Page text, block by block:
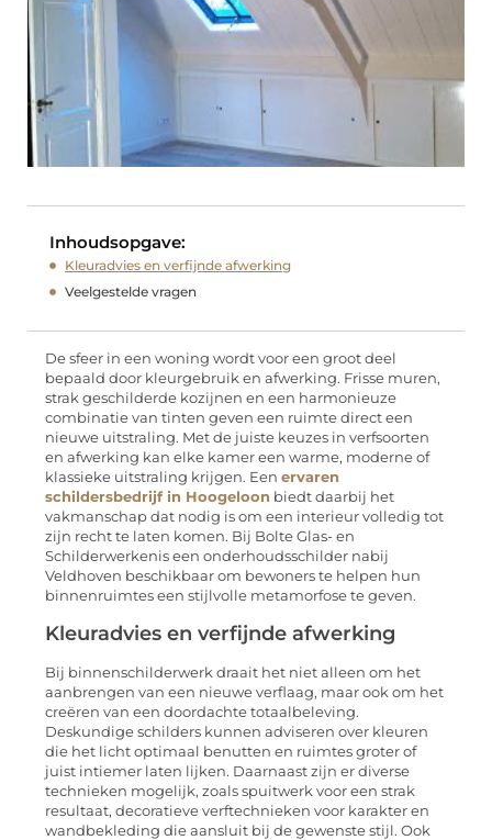
Inhoudsopgave:
Kleuradvies en verfijnde afwerking
Veelgestelde vragen
De sfeer in een woning wordt voor een groot deel
bepaald door kleurgebruik en afwerking. Frisse muren,
strak geschilderde kozijnen en een harmonieuze
combinatie van tinten geven een ruimte direct een
nieuwe uitstraling. Met de juiste keuzes in verfsoorten
en afwerking kan elke kamer een warme, moderne of
klassieke uitstraling krijgen. Een ervaren
schildersbedrijf in Hoogeloon biedt daarbij het
vakmanschap dat nodig is om een interieur volledig tot
zijn recht te laten komen. Bij Bolte Glas- en
Schilderwerkenis een onderhoudsschilder nabij
Veldhoven beschikbaar om bewoners te helpen hun
binnenruimtes een stijlvolle metamorfose te geven.
Kleuradvies en verfijnde afwerking
Bij binnenschilderwerk draait het niet alleen om het
aanbrengen van een nieuwe verflaag, maar ook om het
creëren van een doordachte totaalbeleving.
Deskundige schilders kunnen adviseren over kleuren
die het licht optimaal benutten en ruimtes groter of
juist intiemer laten lijken. Daarnaast zijn er diverse
technieken mogelijk, zoals spuitwerk voor een strak
resultaat, decoratieve verftechnieken voor karakter en
wandbekleding die aansluit bij de gewenste stijl. Ook